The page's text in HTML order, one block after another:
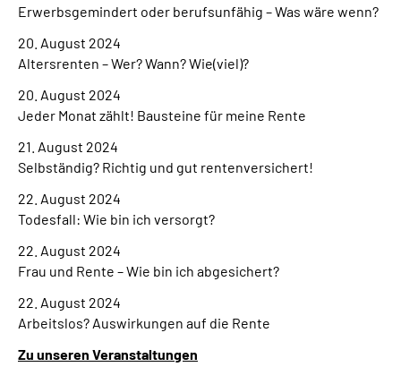
Erwerbsgemindert oder berufsunfähig – Was wäre wenn?
20. August 2024
Altersrenten – Wer? Wann? Wie(viel)?
20. August 2024
Jeder Monat zählt! Bausteine für meine Rente
21. August 2024
Selbständig? Richtig und gut rentenversichert!
22. August 2024
Todesfall: Wie bin ich versorgt?
22. August 2024
Frau und Rente – Wie bin ich abgesichert?
22. August 2024
Arbeitslos? Auswirkungen auf die Rente
Zu unseren Veranstaltungen